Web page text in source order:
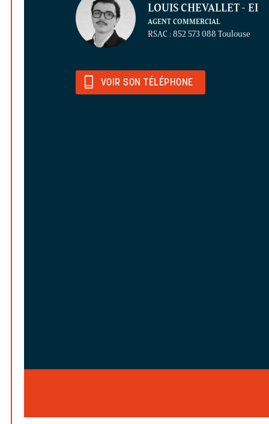
LOUIS CHEVALLET- EI
AGENT COMMERCIAL
RSAC : 852 573 088 Toulouse
VOIR SON TÉLÉPHONE